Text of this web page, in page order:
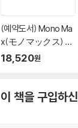
(예약도서) Mono Ma
x(モノマックス) 20
26年10月號
18,520원
이 책을 구입하